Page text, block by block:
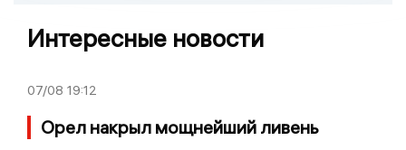
Интересные новости
07/08 19:12
Орел накрыл мощнейший ливень